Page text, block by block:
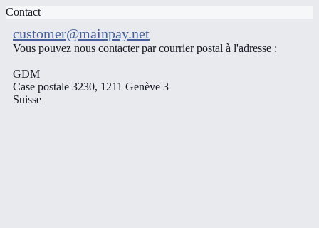
Contact
customer@mainpay.net
Vous pouvez nous contacter par courrier postal à l'adresse :
GDM
Case postale 3230, 1211 Genève 3
Suisse